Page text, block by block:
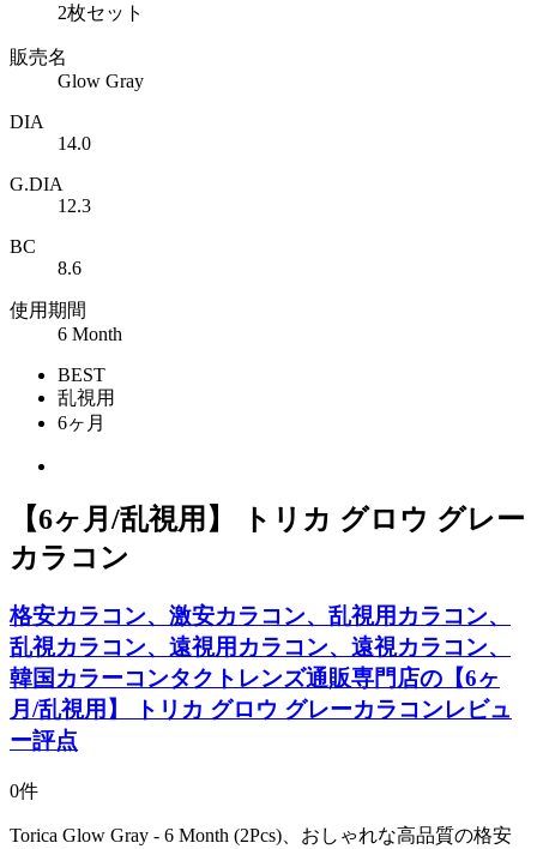
2枚セット
販売名
Glow Gray
DIA
14.0
G.DIA
12.3
BC
8.6
使用期間
6 Month
BEST
乱視用
6ヶ月
【6ヶ月/乱視用】 トリカ グロウ グレー
カラコン
格安カラコン、激安カラコン、乱視用カラコン、
乱視カラコン、遠視用カラコン、遠視カラコン、
韓国カラーコンタクトレンズ通販専門店の【6ヶ
月/乱視用】 トリカ グロウ グレーカラコンレビュ
ー評点
0件
Torica Glow Gray - 6 Month (2Pcs)、おしゃれな高品質の格安